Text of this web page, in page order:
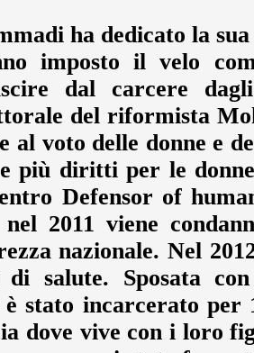
ha dedicato la
imposto il velo
dal carcere
del riformista
al voto delle donne e
più diritti per le
Defensor of
2011 viene
nazionale. Nel
salute. Sposata
è stato incarcerato
dove vive con i loro